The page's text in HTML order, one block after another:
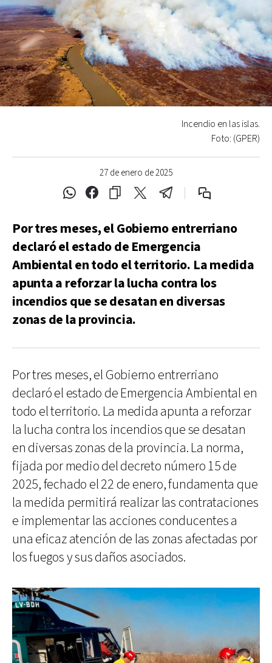
27 de enero de 2025
Incendio en las islas.
Foto: (GPER)
Por tres meses, el Gobierno entrerriano
declaró el estado de Emergencia
Ambiental en todo el territorio. La medida
apunta a reforzar la lucha contra los
incendios que se desatan en diversas
zonas de la provincia.
Por tres meses, el Gobierno entrerriano
declaró el estado de Emergencia Ambiental en
todo el territorio. La medida apunta a reforzar
la lucha contra los incendios que se desatan
en diversas zonas de la provincia. La norma,
fijada por medio del decreto número 15 de
2025, fechado el 22 de enero, fundamenta que
la medida permitirá realizar las contrataciones
e implementar las acciones conducentes a
una eficaz atención de las zonas afectadas por
los fuegos y sus daños asociados.